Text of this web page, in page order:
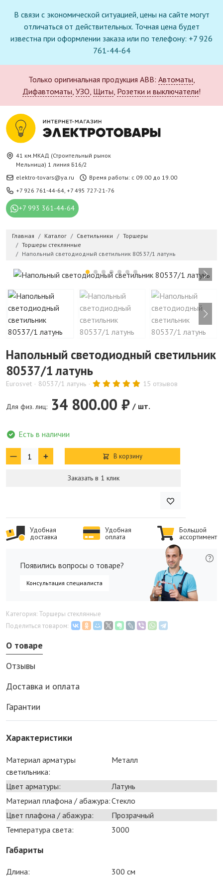
В связи с экономической ситуацией, цены на сайте могут
отличаться от действительных. Точная цена будет
известна при оформлении заказа или по телефону: +7 926
761-44-64
Только оригинальная продукция ABB: Автоматы,
Дифавтоматы, УЗО, Щиты, Розетки и выключатели!
41 км.МКАД (Строительный рынок
Мельница) 1 линия Б16/2
elektro-tovars@ya.ru
Время работы: с 09.00 до 19.00
+7 926 761-44-64, +7 495 727-21-76
+7 993 361-44-64
Главная Каталог Светильники
Торшеры
Торшеры стеклянные
Напольный светодиодный светильник 80537/1 латунь
Напольный светодиодный светильник
80537/1 латунь
Eurosvet 80537/1 латунь 15 отзывов
Для физ. лиц: 34 800.00 ₽ / шт.
Есть в наличии
В корзину
Заказать в 1 клик
Удобная
доставка
Удобная
оплата
Большой
ассортимент
Появились вопросы о товаре?
Консультация специалиста
Категория: Торшеры стеклянные
Поделиться товаром:
О товаре
Отзывы
Доставка и оплата
Гарантии
Характеристики
Материал арматуры
светильника:
Металл
Цвет арматуры:
Латунь
Материал плафона / абажура:Стекло
Цвет плафона / абажура:
Прозрачный
Температура света:
3000
Габариты
Длина:
300 см